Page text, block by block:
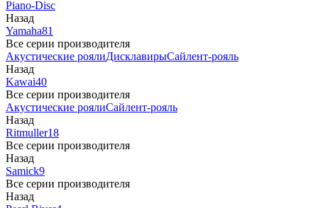
Piano-Disc
Назад
Yamaha81
Все серии производителя
Акустические роялиДисклавирыСайлент-рояль
Назад
Kawai40
Все серии производителя
Акустические роялиСайлент-рояль
Назад
Ritmuller18
Все серии производителя
Назад
Samick9
Все серии производителя
Назад